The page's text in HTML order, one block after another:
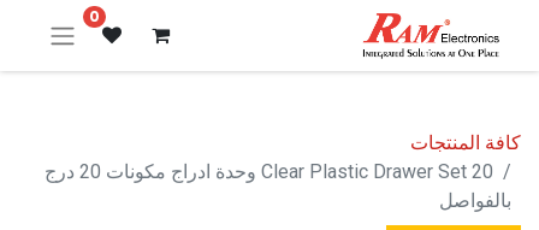
0
كافة المنتجات
20 Clear Plastic Drawer Set وحدة ادراج مكونات 20 درج
بالفواصل